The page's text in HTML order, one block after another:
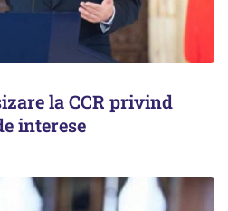
la CCR privind
interese